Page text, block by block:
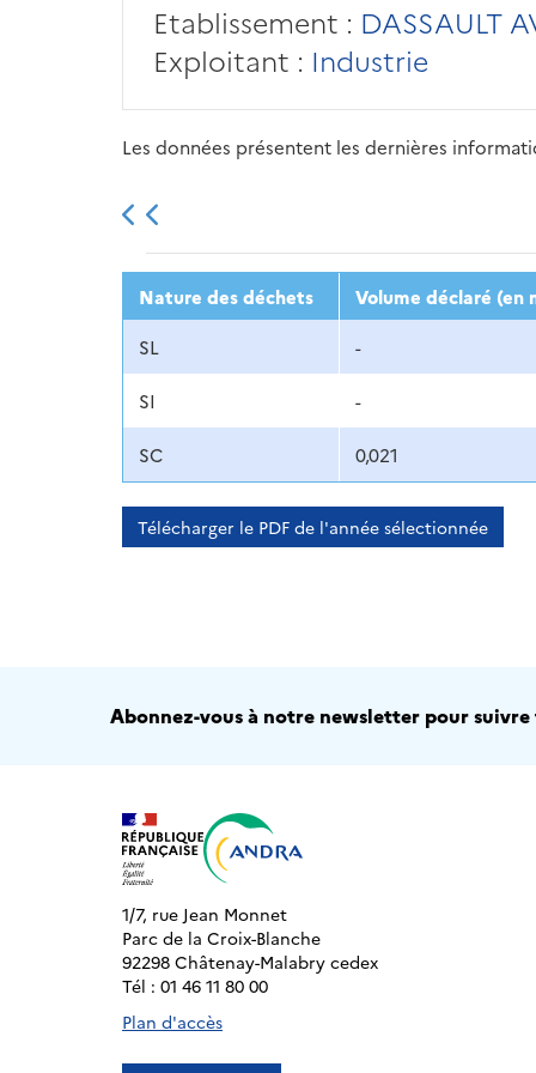
Etablissement : DASSAULT
Exploitant : Industrie
Les données présentent les dernières
2013 2014 2015
Nature des déchets
Volume déclaré (en
SL
-
SI -
SC 0,021
Télécharger le PDF de l'année sélectionnée
Abonnez-vous à notre newsletter pour suivre
1/7, rue Jean Monnet
Parc de la Croix-Blanche
92298 Châtenay-Malabry cedex
Tél : 01 46 11 80 00
Plan d'accès